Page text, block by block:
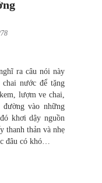
ra câu nói này
nước để tặng
lượm ve chai,
vào những
khơi dậy nguồn
thanh thản và nhẹ
đâu có khó…